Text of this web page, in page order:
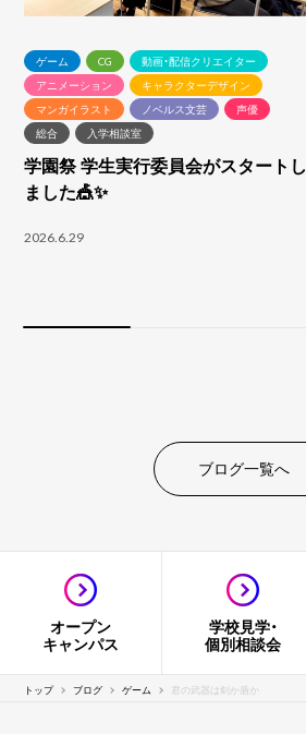
ゲーム CG
動画・配信クリエイター
アニメーション
キャラクターデザイン
マンガイラスト
ノベルス文芸
声優
総合
入学相談室
学園祭 学生実行委員会がスタートし
ました🎪✨
2026.6.29
ブログ一覧へ
オープン
キャンパス
学校見学・
個別相談会
トップ ブログ ゲーム 君の武器は剣か盾か